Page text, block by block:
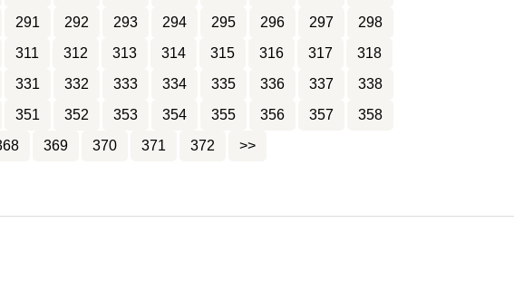
291 292 293 294 295 296 297
298
311 312 313 314 315 316 317
318
331 332 333 334 335 336 337
338
351 352 353 354 355 356 357
358
369 370 371 372 >>